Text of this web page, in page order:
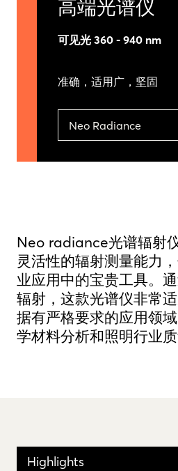
高端光谱仪
可见光 360 - 940 nm
准确，适用广，坚固
Neo Radiance
Neo radiance光谱辐射
灵活性的辐射测量能力
业应用中的宝贵工具。
辐射，这款光谱仪非常
据有严格要求的应用领
学材料分析和照明行业质
Highlights